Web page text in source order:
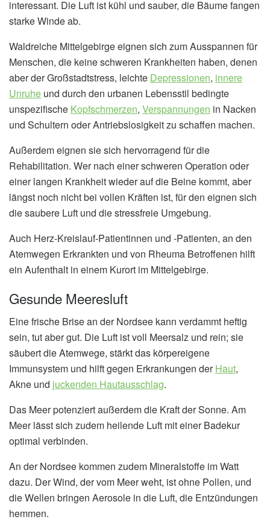
interessant. Die Luft ist kühl und sauber, die Bäume fangen
starke Winde ab.
Waldreiche Mittelgebirge eignen sich zum Ausspannen für
Menschen, die keine schweren Krankheiten haben, denen
aber der Großstadtstress, leichte Depressionen, innere
Unruhe und durch den urbanen Lebensstil bedingte
unspezifische Kopfschmerzen, Verspannungen in Nacken
und Schultern oder Antriebslosigkeit zu schaffen machen.
Außerdem eignen sie sich hervorragend für die
Rehabilitation. Wer nach einer schweren Operation oder
einer langen Krankheit wieder auf die Beine kommt, aber
längst noch nicht bei vollen Kräften ist, für den eignen sich
die saubere Luft und die stressfreie Umgebung.
Auch Herz-Kreislauf-Patientinnen und -Patienten, an den
Atemwegen Erkrankten und von Rheuma Betroffenen hilft
ein Aufenthalt in einem Kurort im Mittelgebirge.
Gesunde Meeresluft
Eine frische Brise an der Nordsee kann verdammt heftig
sein, tut aber gut. Die Luft ist voll Meersalz und rein; sie
säubert die Atemwege, stärkt das körpereigene
Immunsystem und hilft gegen Erkrankungen derHaut,
Akne und juckenden Hautausschlag.
Das Meer potenziert außerdem die Kraft der Sonne. Am
Meer lässt sich zudem heilende Luft mit einer Badekur
optimal verbinden.
An der Nordsee kommen zudem Mineralstoffe im Watt
dazu. Der Wind, der vom Meer weht, ist ohne Pollen, und
die Wellen bringen Aerosole in die Luft, die Entzündungen
hemmen.